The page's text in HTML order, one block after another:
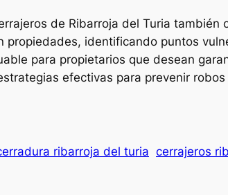
de Ribarroja del Turia
propiedades, identificando puntos
para propietarios que desean
efectivas para prevenir
ribarroja del turia cerrajeros